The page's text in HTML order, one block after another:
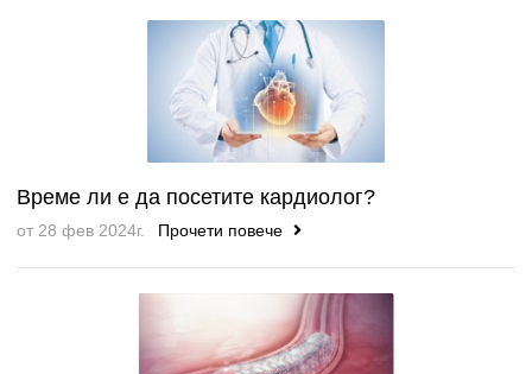
Време ли е да посетите кардиолог?
от 28 фев 2024г. Прочети повече